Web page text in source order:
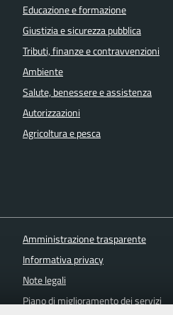
Educazione e formazione
Giustizia e sicurezza pubblica
Tributi, finanze e contravvenzioni
Ambiente
Salute, benessere e assistenza
Autorizzazioni
Agricoltura e pesca
Amministrazione trasparente
Informativa privacy
Note legali
Piano di miglioramento dei servizi